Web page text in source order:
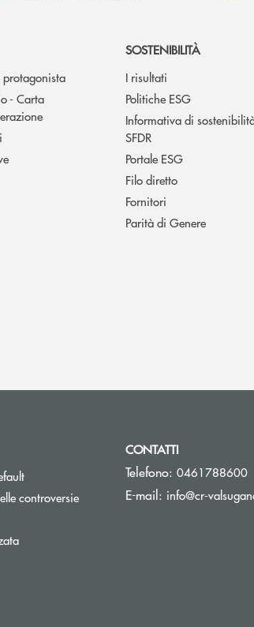
protagonista
- Carta
SOSTENIBILITÀ
I risultati
Politiche ESG
Informativa di
SFDR
Portale ESG
Filo diretto
Fornitori
Parità di Genere
controversie
CONTATTI
Telefono: 0461788600
E-mail: info@cr-